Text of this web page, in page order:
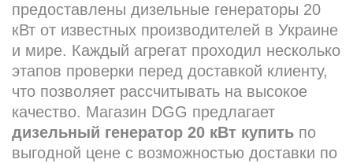
предоставлены дизельные генераторы 20
кВт от известных производителей в Украине
и мире. Каждый агрегат проходил несколько
этапов проверки перед доставкой клиенту,
что позволяет рассчитывать на высокое
качество. Магазин DGG предлагает
дизельный генератор 20 кВт купить по
выгодной цене с возможностью доставки по